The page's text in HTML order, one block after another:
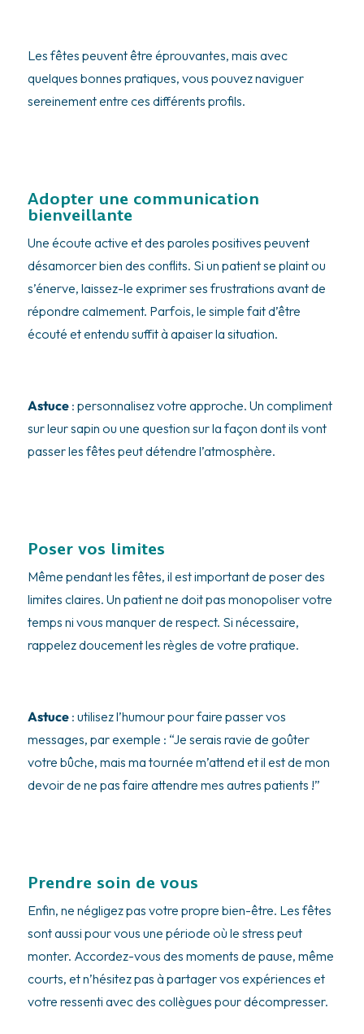
Les fêtes peuvent être éprouvantes, mais avec
quelques bonnes pratiques, vous pouvez naviguer
sereinement entre ces différents profils.
Adopter une communication
bienveillante
Une écoute active et des paroles positives peuvent
désamorcer bien des conflits. Si un patient se plaint ou
s’énerve, laissez-le exprimer ses frustrations avant de
répondre calmement. Parfois, le simple fait d’être
écouté et entendu suffit à apaiser la situation.
Astuce : personnalisez votre approche. Un compliment
sur leur sapin ou une question sur la façon dont ils vont
passer les fêtes peut détendre l’atmosphère.
Poser vos limites
Même pendant les fêtes, il est important de poser des
limites claires. Un patient ne doit pas monopoliser votre
temps ni vous manquer de respect. Si nécessaire,
rappelez doucement les règles de votre pratique.
Astuce : utilisez l’humour pour faire passer vos
messages, par exemple : “Je serais ravie de goûter
votre bûche, mais ma tournée m’attend et il est de mon
devoir de ne pas faire attendre mes autres patients !”
Prendre soin de vous
Enfin, ne négligez pas votre propre bien-être. Les fêtes
sont aussi pour vous une période où le stress peut
monter. Accordez-vous des moments de pause, même
courts, et n’hésitez pas à partager vos expériences et
votre ressenti avec des collègues pour décompresser.